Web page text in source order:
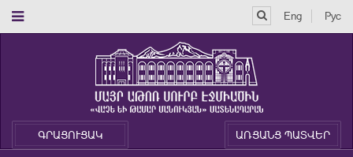
Eng Рус
ԳՐԱՑՈՒՑԱԿ ԱՌՑԱՆՑ ՊԱՏՎԵՐ